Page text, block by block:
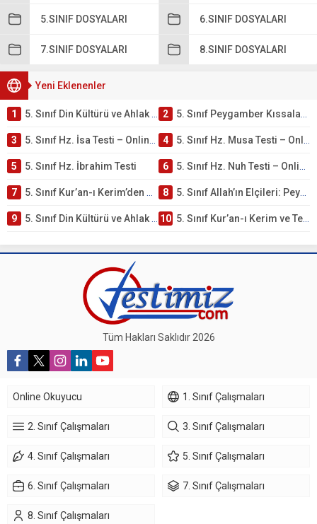
5.SINIF DOSYALARI 6.SINIF DOSYALARI
7.SINIF DOSYALARI 8.SINIF DOSYALARI
Yeni Eklenenler
1 5. Sınıf Din Kültürü ve Ahlak Bilgisi 4. Ünite: Peygamber Kıssaları Çalışmaları 2 5. Sınıf Peygamber Kıssaları Ünite Testi – Online Çöz
3 5. Sınıf Hz. İsa Testi – Online Çöz 4 5. Sınıf Hz. Musa Testi – Online Çöz
5 5. Sınıf Hz. İbrahim Testi 6 5. Sınıf Hz. Nuh Testi – Online Çöz
7 5. Sınıf Kur’an-ı Kerim’den Öğütler – Peygamber Kıssaları Testi – Online Çöz 8 5. Sınıf Allah’ın Elçileri: Peygamberler Testi – Online Çöz
9 5. Sınıf Din Kültürü ve Ahlak Bilgisi 3. Ünite: Kur’an-ı Kerim Çalışmaları 10 5. Sınıf Kur’an-ı Kerim ve Temel Özellikleri Testi – Online Çöz
Tüm Hakları Saklıdır 2026
Online Okuyucu 1. Sınıf Çalışmaları
2. Sınıf Çalışmaları 3. Sınıf Çalışmaları
4. Sınıf Çalışmaları 5. Sınıf Çalışmaları
6. Sınıf Çalışmaları 7. Sınıf Çalışmaları
8. Sınıf Çalışmaları